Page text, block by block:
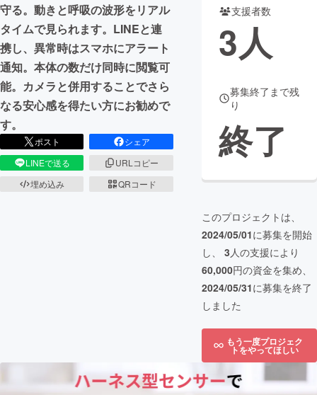
CAMPFIRE for Social Good
CAMPFIRE Creation
CAMPFIREふるさと納税
コミュニティ
守る。動きと呼吸の波形をリアル
タイムで見られます。LINEと連
携し、異常時はスマホにアラート
通知。本体の数だけ同時に閲覧可
能。カメラと併用することでさら
なる安心感を得たい方にお勧めで
す。
ポスト
シェア
LINEで送る
URLコピー
埋め込み
QRコード
支援者数
3人
募集終了まで残
り
終了
このプロジェクトは、
2024/05/01に募集を開始
し、 3人の支援により
60,000円の資金を集め、
2024/05/31に募集を終了
しました
もう一度プロジェク
トをやってほしい